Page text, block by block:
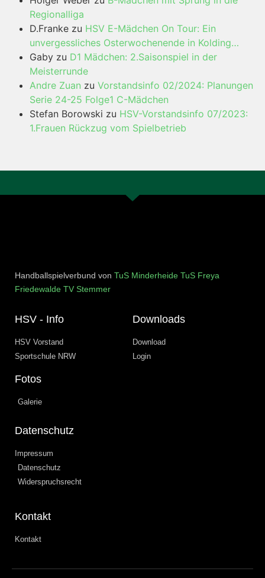
Regionalliga
D.Franke zu HSV E-Mädchen On Tour: Ein
unvergessliches Osterwochenende in Kolding…
Gaby zu D1 Mädchen: 2.Saisonspiel in der
Meisterrunde
Andre Zuan zu Vorstandsinfo 02/2024: Planungen
Serie 24-25 Folge1 C-Mädchen
Stefan Borowski zu HSV-Vorstandsinfo 07/2023:
1.Frauen Rückzug vom Spielbetrieb
Handballspielverbund von TuS Minderheide TuS Freya
Friedewalde TV Stemmer
HSV - Info
HSV Vorstand
Sportschule NRW
Fotos
Galerie
Downloads
Download
Login
Datenschutz
Impressum
Datenschutz
Widerspruchsrecht
Kontakt
Kontakt